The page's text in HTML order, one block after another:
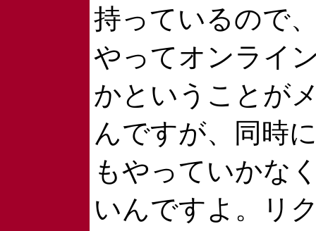
持っているので
やってオンライ
かということが
んですが、同時
もやっていかな
いんですよ。リ